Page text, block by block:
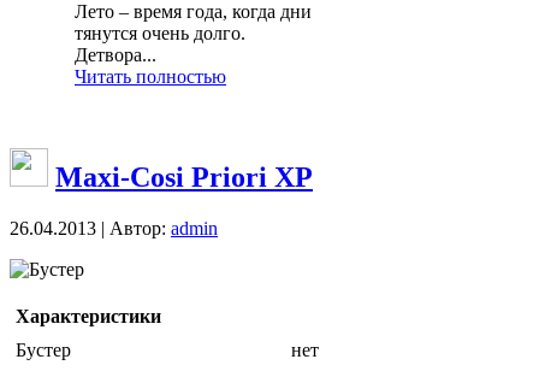
Лето – время года, когда дни
тянутся очень долго.
Детвора...
Читать полностью
Maxi-Cosi Priori XP
26.04.2013 | Автор: admin
Бустер
Характеристики
Бустер
нет